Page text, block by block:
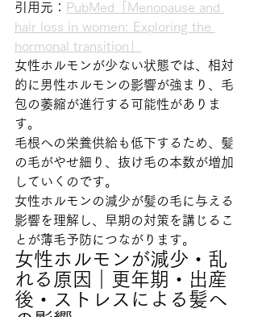
引用元：
PubMed「Menopause and
hair loss in women: Exploring the
hormonal transition」
女性ホルモンが少ない状態では、相対
的に男性ホルモンの影響が強まり、毛
包の萎縮が進行する可能性がありま
す。
毛根への栄養供給も低下するため、髪
の毛がやせ細り、抜け毛の本数が増加
していくのです。
女性ホルモンの減少が髪の毛に与える
影響を理解し、早期の対策を講じるこ
とが薄毛予防につながります。
女性ホルモンが減少・乱
れる原因｜更年期・出産
後・ストレスによる髪へ